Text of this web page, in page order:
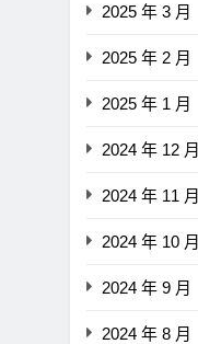
2025 年 3 月
2025 年 2 月
2025 年 1 月
2024 年 12 月
2024 年 11 月
2024 年 10 月
2024 年 9 月
2024 年 8 月